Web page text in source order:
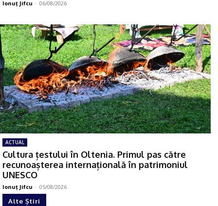
Ionuţ Jifcu - 06/08/2026
ACTUAL
Cultura țestului în Oltenia. Primul pas către
recunoașterea internațională în patrimoniul
UNESCO
Ionuţ Jifcu - 05/08/2026
Alte Știri